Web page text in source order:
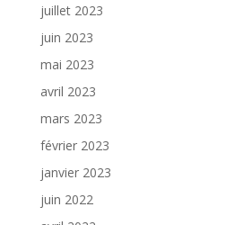
juillet 2023
juin 2023
mai 2023
avril 2023
mars 2023
février 2023
janvier 2023
juin 2022